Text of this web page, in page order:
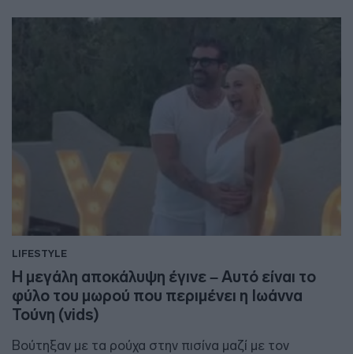
LIFESTYLE
Η μεγάλη αποκάλυψη έγινε – Αυτό είναι το
φύλο του μωρού που περιμένει η Ιωάννα
Τούνη (vids)
Βούτηξαν με τα ρούχα στην πισίνα μαζί με τον